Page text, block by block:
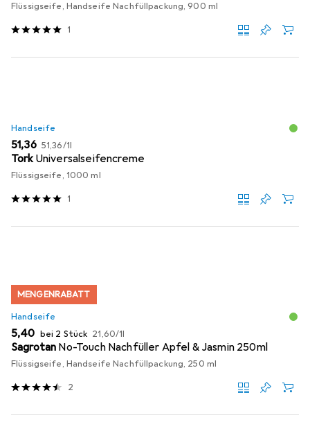
Flüssigseife, Handseife Nachfüllpackung, 900 ml
1
Handseife
EUR
51,36 EUR
51,36/1l
TorkUniversalseifencreme
Flüssigseife, 1000 ml
1
MENGENRABATT
Handseife
EUR
5,40 bei 2 Stück EUR
21,60/1l
Sagrotan No-Touch Nachfüller Apfel & Jasmin 250ml
Flüssigseife, Handseife Nachfüllpackung, 250 ml
2